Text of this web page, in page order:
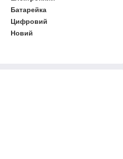
Батарейка
Цифровий
Новий